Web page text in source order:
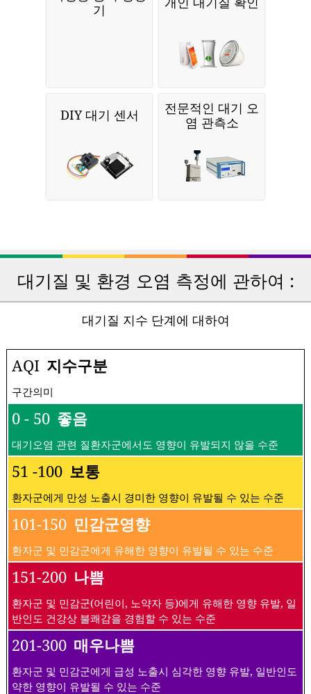
기
DIY 대기 센서
전문적인 대기 오
염 관측소
대기질 및 환경 오염 측정에 관하여 :
대기질 지수 단계에 대하여
AQI 지수구분
구간의미
0 - 50 좋음
대기오염 관련 질환자군에서도 영향이 유발되지 않을 수준
51 -100 보통
환자군에게 만성 노출시 경미한 영향이 유발될 수 있는 수준
101-150 민감군영향
환자군 및 민감군에게 유해한 영향이 유발될 수 있는 수준
151-200 나쁨
환자군 및 민감군(어린이, 노약자 등)에게 유해한 영향 유발, 일
반인도 건강상 불쾌감을 경험할 수 있는 수준
201-300 매우나쁨
환자군 및 민감군에게 급성 노출시 심각한 영향 유발, 일반인도
약한 영향이 유발될 수 있는 수준